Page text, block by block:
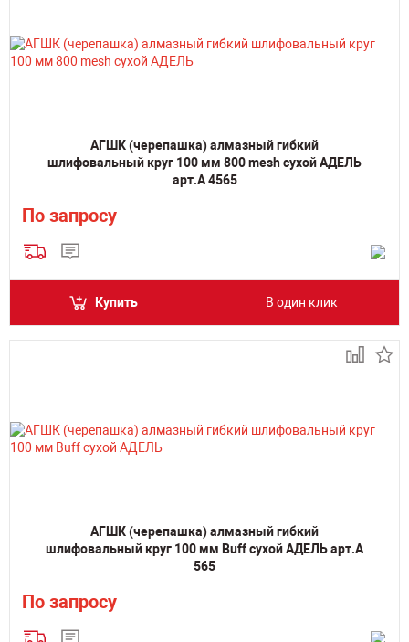
АГШК (черепашка) алмазный гибкий
шлифовальный круг 100 мм 800 mesh сухой АДЕЛЬ
арт.А 4565
По запросу
Купить В один клик
АГШК (черепашка) алмазный гибкий
шлифовальный круг 100 мм Buff сухой АДЕЛЬ арт.А
565
По запросу